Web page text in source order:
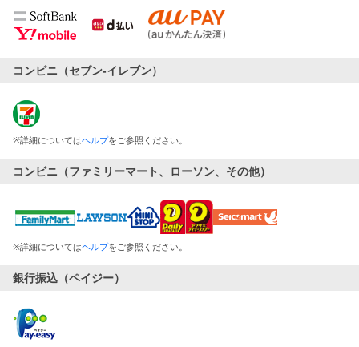
コンビニ（セブン-イレブン）
※詳細についてはヘルプをご参照ください。
コンビニ（ファミリーマート、ローソン、その他）
※詳細についてはヘルプをご参照ください。
銀行振込（ペイジー）